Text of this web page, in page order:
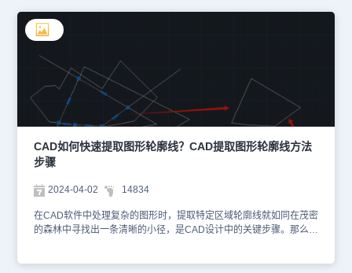
CAD如何快速提取图形轮廓线？CAD提取图形轮廓线方法
步骤
2024-04-02 14834
在CAD软件中处理复杂的图形时，提取特定区域轮廓线就如同在茂密
的森林中寻找出一条清晰的小径，是CAD设计中的关键步骤。那么，